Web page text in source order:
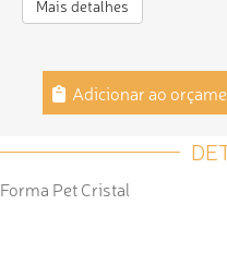
Mais detalhes
Adicionar ao
Forma Pet Cristal